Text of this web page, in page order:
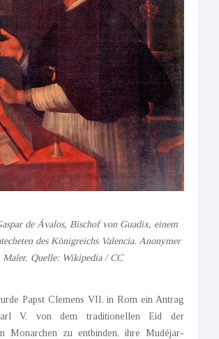
de Ávalos, Bischof von Guadix, einem
des Königreichs Valencia. Anonymer
Maler. Quelle: Wikipedia / CC
Papst Clemens VII. in Rom ein Antrag
V. von dem traditionellen Eid der
Monarchen zu entbinden, ihre Mudéjar-